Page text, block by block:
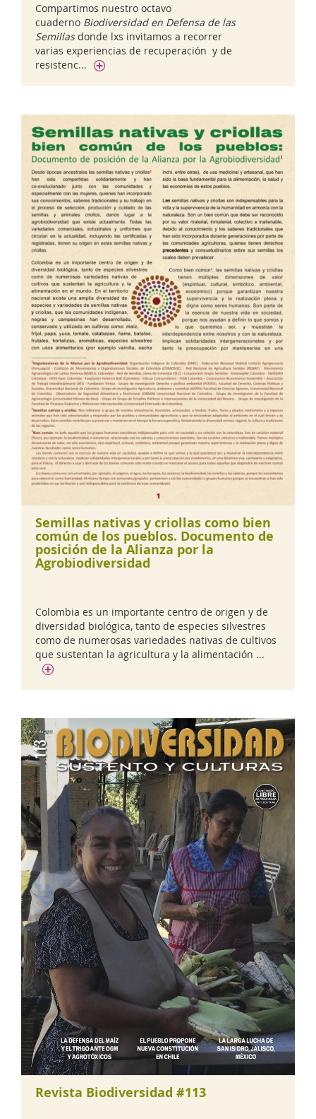
Compartimos nuestro octavo
cuaderno Biodiversidad en Defensa de las
Semillasdonde lxs invitamos a recorrer
varias experiencias de recuperación y de
resistenc...
Semillas nativas y criollas como bien
común de los pueblos. Documento de
posición de la Alianza por la
Agrobiodiversidad
Colombia es un importante centro de origen y de
diversidad biológica, tanto de especies silvestres
como de numerosas variedades nativas de cultivos
que sustentan la agricultura y la alimentación ...
Revista Biodiversidad #113